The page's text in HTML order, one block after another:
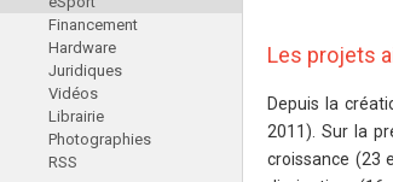
Prestataires (99)
Assoc. / Syndicats (21)
Formations / Ecoles (46)
Presse spécialisée (17)
Financement
Hardware
Juridiques
Vidéos
Librairie
Photographies
RSS
Les projets
Depuis la
2011). Sur la
croissance (23